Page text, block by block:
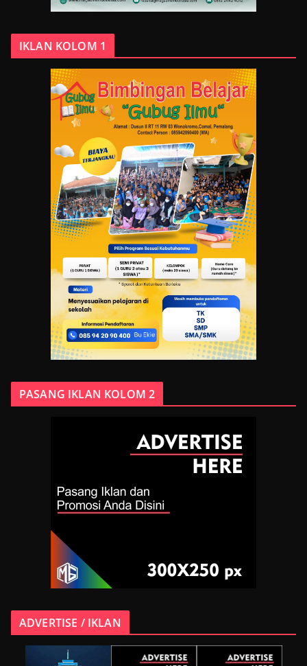
IKLAN KOLOM 1
PASANG IKLAN KOLOM 2
ADVERTISE / IKLAN